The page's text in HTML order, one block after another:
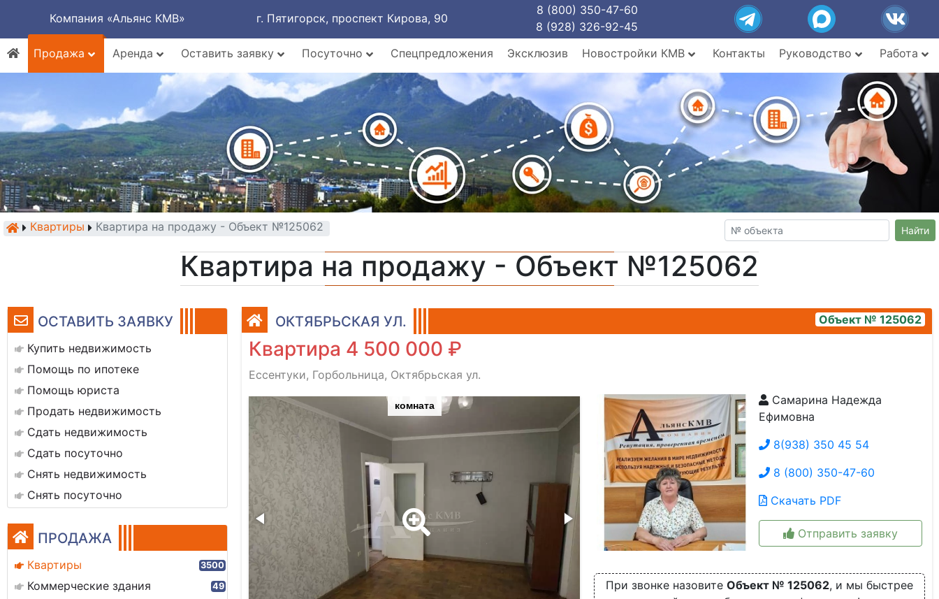
Компания «Альянс КМВ» г. Пятигорск, проспект Кирова, 90
8 (800) 350-47-60
8 (928) 326-92-45
Продажа
Аренда Оставить заявку Посуточно Спецпредложения Эксклюзив Новостройки КМВ Контакты Руководство Работа
Квартиры Квартира на продажу - Объект №125062 Найти
Квартира на продажу - Объект №125062
ОСТАВИТЬ ЗАЯВКУ
Купить недвижимость
Помощь по ипотеке
Помощь юриста
Продать недвижимость
Сдать недвижимость
Сдать посуточно
Снять недвижимость
Снять посуточно
ПРОДАЖА
Квартиры 3500
Коммерческие здания 49
ОКТЯБРЬСКАЯ УЛ. Объект № 125062
Квартира 4 500 000 ₽
Ессентуки, Горбольница, Октябрьская ул.
комната комната Самарина Надежда
Ефимовна
8(938) 350 45 54
8 (800) 350-47-60
Скачать PDF
Отправить заявку
При звонке назовите Объект № 125062, и мы быстрее